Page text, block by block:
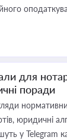
для
поради
юридичні
у Telegram